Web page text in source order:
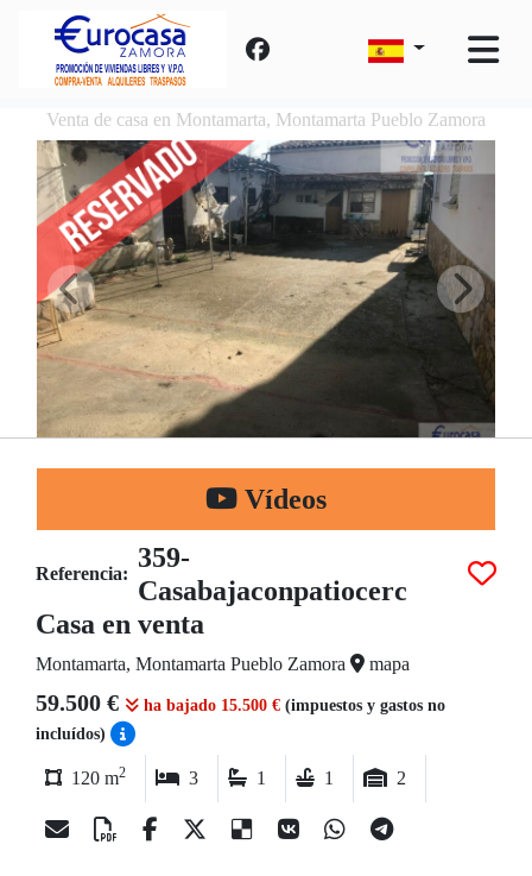
Venta de casa en Montamarta, Montamarta Pueblo Zamora
Vídeos
Referencia:
359-
Casabajaconpatiocerc
Casa en venta
Montamarta, Montamarta Pueblo Zamora mapa
59.500 € ha bajado 15.500 € (impuestos y gastos no
incluídos)
120 m2 3 1 1 2